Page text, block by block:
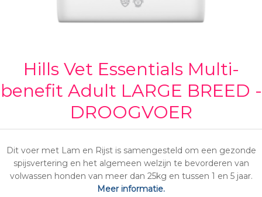
Hills Vet Essentials Multi-
benefit Adult LARGE BREED -
DROOGVOER
Dit voer met Lam en Rijst is samengesteld om een gezonde
spijsvertering en het algemeen welzijn te bevorderen van
volwassen honden van meer dan 25kg en tussen 1 en 5 jaar.
Meer informatie.